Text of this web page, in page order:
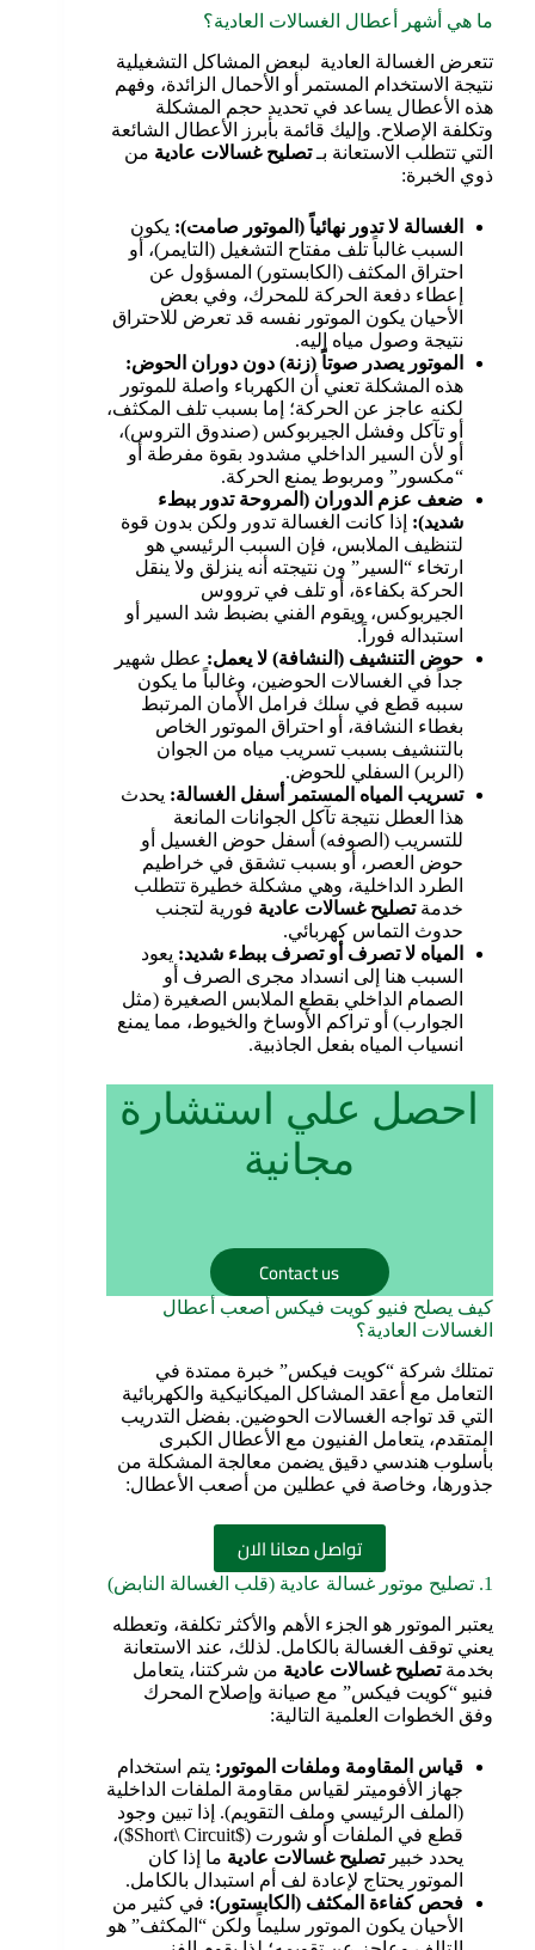
ما هي أشهر أعطال الغسالات العادية؟
تتعرض الغسالة العادية لبعض المشاكل التشغيلية
نتيجة الاستخدام المستمر أو الأحمال الزائدة، وفهم
هذه الأعطال يساعد في تحديد حجم المشكلة
وتكلفة الإصلاح. وإليك قائمة بأبرز الأعطال الشائعة
التي تتطلب الاستعانة بـتصليح غسالات عادية من
ذوي الخبرة:
الغسالة لا تدور نهائياً (الموتور صامت): يكون
السبب غالباً تلف مفتاح التشغيل (التايمر)، أو
احتراق المكثف (الكابستور) المسؤول عن
إعطاء دفعة الحركة للمحرك، وفي بعض
الأحيان يكون الموتور نفسه قد تعرض للاحتراق
نتيجة وصول مياه إليه.
الموتور يصدر صوتاً (زنة) دون دوران الحوض:
هذه المشكلة تعني أن الكهرباء واصلة للموتور
لكنه عاجز عن الحركة؛ إما بسبب تلف المكثف،
أو تآكل وفشل الجيربوكس (صندوق التروس)،
أو لأن السير الداخلي مشدود بقوة مفرطة أو
“مكسور” ومربوط يمنع الحركة.
ضعف عزم الدوران (المروحة تدور ببطء
شديد): إذا كانت الغسالة تدور ولكن بدون قوة
لتنظيف الملابس، فإن السبب الرئيسي هو
ارتخاء “السير” ون نتيجته أنه ينزلق ولا ينقل
الحركة بكفاءة، أو تلف في ترووس
الجيربوكس، ويقوم الفني بضبط شد السير أو
استبداله فوراً.
حوض التنشيف (النشافة) لا يعمل: عطل شهير
جداً في الغسالات الحوضين، وغالباً ما يكون
سببه قطع في سلك فرامل الأمان المرتبط
بغطاء النشافة، أو احتراق الموتور الخاص
بالتنشيف بسبب تسريب مياه من الجوان
(الربر) السفلي للحوض.
تسريب المياه المستمر أسفل الغسالة: يحدث
هذا العطل نتيجة تآكل الجوانات المانعة
للتسريب (الصوفه) أسفل حوض الغسيل أو
حوض العصر، أو بسبب تشقق في خراطيم
الطرد الداخلية، وهي مشكلة خطيرة تتطلب
خدمةتصليح غسالات عادية فورية لتجنب
حدوث التماس كهربائي.
المياه لا تصرف أو تصرف ببطء شديد: يعود
السبب هنا إلى انسداد مجرى الصرف أو
الصمام الداخلي بقطع الملابس الصغيرة (مثل
الجوارب) أو تراكم الأوساخ والخيوط، مما يمنع
انسياب المياه بفعل الجاذبية.
احصل علي استشارة
مجانية
Contact us
كيف يصلح فنيو كويت فيكس أصعب أعطال
الغسالات العادية؟
تمتلك شركة “كويت فيكس” خبرة ممتدة في
التعامل مع أعقد المشاكل الميكانيكية والكهربائية
التي قد تواجه الغسالات الحوضين. بفضل التدريب
المتقدم، يتعامل الفنيون مع الأعطال الكبرى
بأسلوب هندسي دقيق يضمن معالجة المشكلة من
جذورها، وخاصة في عطلين من أصعب الأعطال:
تواصل معانا الان
1. تصليح موتور غسالة عادية (قلب الغسالة النابض)
يعتبر الموتور هو الجزء الأهم والأكثر تكلفة، وتعطله
يعني توقف الغسالة بالكامل. لذلك، عند الاستعانة
بخدمةتصليح غسالات عادية من شركتنا، يتعامل
فنيو “كويت فيكس” مع صيانة وإصلاح المحرك
وفق الخطوات العلمية التالية:
قياس المقاومة وملفات الموتور : يتم استخدام
جهاز الأفوميتر لقياس مقاومة الملفات الداخلية
(الملف الرئيسي وملف التقويم). إذا تبين وجود
قطع في الملفات أو شورت ($Short\ Circuit$)،
يحدد خبيرتصليح غسالات عادية ما إذا كان
الموتور يحتاج لإعادة لف أم استبدال بالكامل.
فحص كفاءة المكثف (الكابستور): في كثير من
الأحيان يكون الموتور سليماً ولكن “المكثف” هو